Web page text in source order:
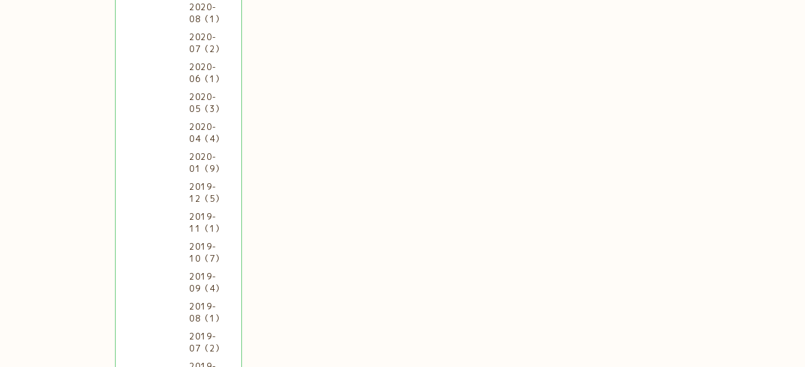
2020-
08（1）
2020-
07（2）
2020-
06（1）
2020-
05（3）
2020-
04（4）
2020-
01（9）
2019-
12（5）
2019-
11（1）
2019-
10（7）
2019-
09（4）
2019-
08（1）
2019-
07（2）